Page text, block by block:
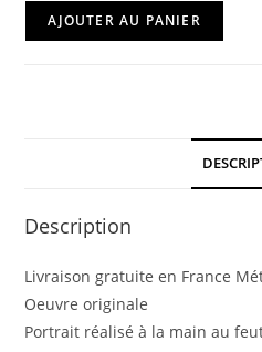
quantité
de
AJOUTER AU PANIER
Description
Livraison gratuite en France
Oeuvre originale
Portrait réalisé à la main au